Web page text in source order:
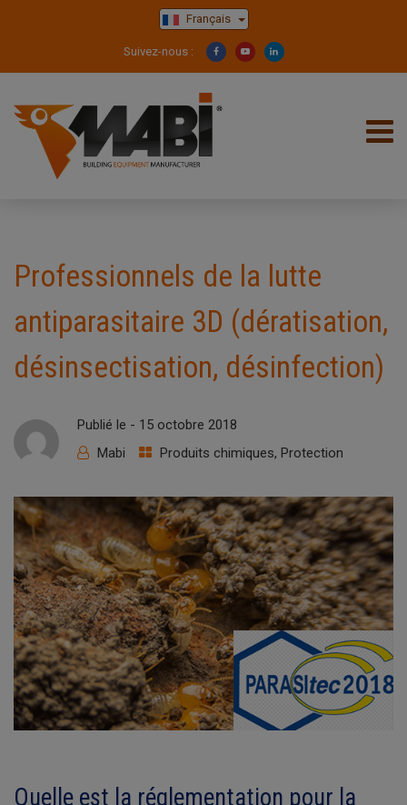
Français
Suivez-nous :
Professionnels de la lutte
antiparasitaire 3D (dératisation,
désinsectisation, désinfection)
Publié le - 15 octobre 2018
Mabi
Produits chimiques, Protection
Quelle est la réglementation pour la